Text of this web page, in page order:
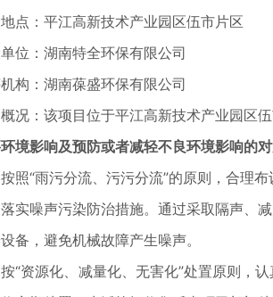
：平江高新技术产业园区伍市片区
：湖南特全环保有限公司
：湖南葆盛环保有限公司
：该项目位于平江高新技术产业园区伍
境影响及预防或者减轻不良环境影响的对
“雨污分流、污污分流”的原则，合理布
噪声污染防治措施。通过采取隔声、减
备，避免机械故障产生噪声。
资源化、减量化、无害化”处置原则，认